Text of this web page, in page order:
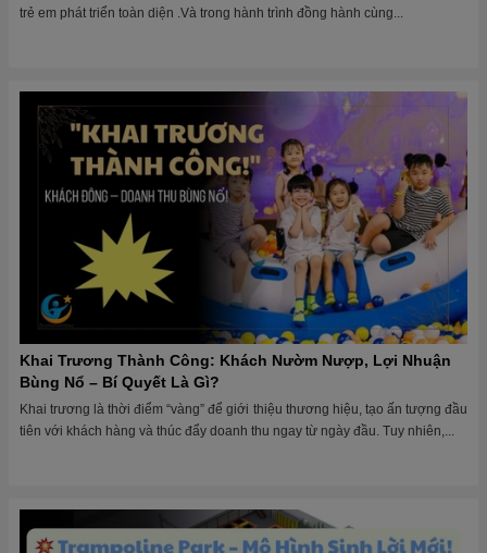
trẻ em phát triển toàn diện .Và trong hành trình đồng hành cùng...
Khai Trương Thành Công: Khách Nườm Nượp, Lợi Nhuận
Bùng Nổ – Bí Quyết Là Gì?
Khai trương là thời điểm “vàng” để giới thiệu thương hiệu, tạo ấn tượng đầu
tiên với khách hàng và thúc đẩy doanh thu ngay từ ngày đầu. Tuy nhiên,...